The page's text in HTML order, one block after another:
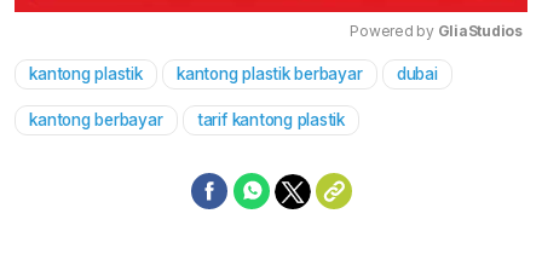
Mute
Powered by GliaStudios
kantong plastik kantong plastik berbayar dubai
kantong berbayar tarif kantong plastik